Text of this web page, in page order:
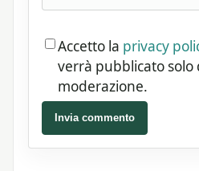
Accetto la privacy
verrà pubblicato solo
moderazione.
Invia commento